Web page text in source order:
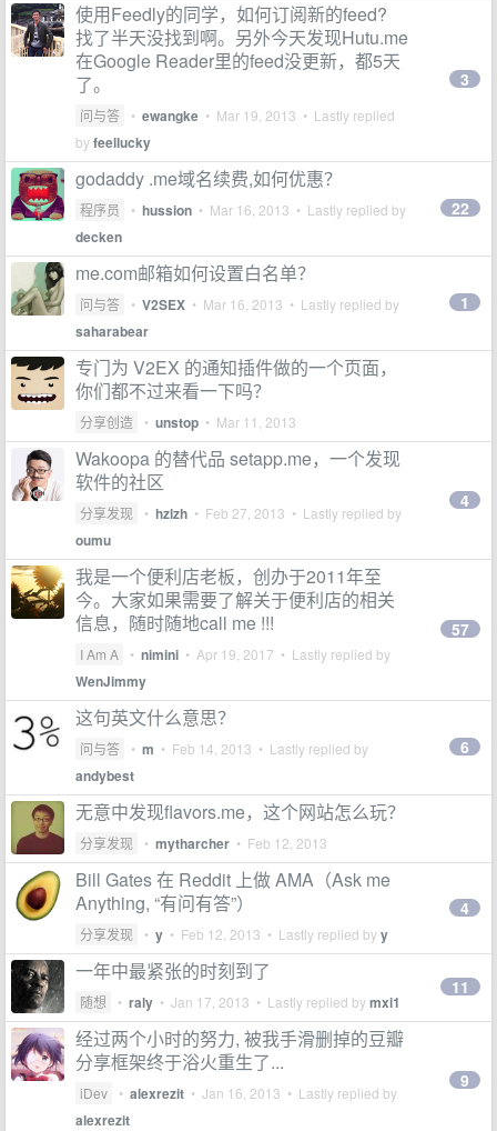
使用Feedly的同学，如何订阅新的feed?
找了半天没找到啊。另外今天发现Hutu.me
在Google Reader里的feed没更新，都5天
了。
问与答 • ewangke • Mar 19, 2013 • Lastly replied
byfeellucky
3
godaddy .me域名续费,如何优惠？
程序员 • hussion • Mar 16, 2013 • Lastly replied by
decken
22
me.com邮箱如何设置白名单？
问与答 • V2SEX • Mar 16, 2013 • Lastly replied by
saharabear
1
专门为 V2EX 的通知插件做的一个页面，
你们都不过来看一下吗？
分享创造 • unstop • Mar 11, 2013
Wakoopa 的替代品 setapp.me，一个发现
软件的社区
分享发现 • hzlzh • Feb 27, 2013 • Lastly replied by
oumu
4
我是一个便利店老板，创办于2011年至
今。大家如果需要了解关于便利店的相关
信息，随时随地call me !!!
I Am A • nimini • Apr 19, 2017 • Lastly replied by
WenJimmy
57
这句英文什么意思？
问与答 • m • Feb 14, 2013 • Lastly replied by
andybest
6
无意中发现flavors.me，这个网站怎么玩？
分享发现 • mytharcher • Feb 12, 2013
Bill Gates 在 Reddit 上做 AMA（Ask me
Anything, “有问有答”）
分享发现 • y • Feb 12, 2013 • Lastly replied byy
4
一年中最紧张的时刻到了
随想 • raly • Jan 17, 2013 • Lastly replied bymxi1
11
经过两个小时的努力, 被我手滑删掉的豆瓣
分享框架终于浴火重生了...
iDev • alexrezit • Jan 16, 2013 • Lastly replied by
alexrezit
9